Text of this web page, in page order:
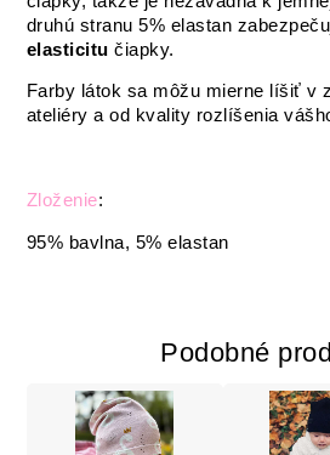
druhú stranu 5% elastan
elasticitu čiapky.
Farby látok sa môžu mierne líšiť v
ateliéry a od kvality rozlíšenia
Zloženie:
95% bavlna, 5% elastan
Podobné